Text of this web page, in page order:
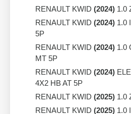
RENAULT KWID (2024) 1.0
RENAULT KWID (2024) 1.0
5P
RENAULT KWID (2024) 1.0
MT 5P
RENAULT KWID (2024)
4X2 HB AT 5P
RENAULT KWID (2025) 1.0
RENAULT KWID (2025) 1.0